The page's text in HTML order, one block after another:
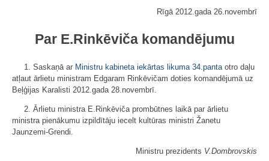
Rīgā 2012.gada 26.novembrī
Par E.Rinkēviča komandējumu
1. Saskaņā ar Ministru kabineta iekārtas likuma 34.pantaotro daļu
atļaut ārlietu ministram Edgaram Rinkēvičam doties komandējumā uz
Beļģijas Karalisti 2012.gada 28.novembrī.
2. Ārlietu ministra E.Rinkēviča prombūtnes laikā par ārlietu
ministra pienākumu izpildītāju iecelt kultūras ministri Žanetu
Jaunzemi-Grendi.
Ministru prezidents V.Dombrovskis